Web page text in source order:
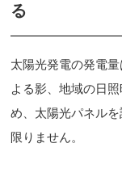
る
太陽光発電の発電
よる影、地域の日
め、太陽光パネル
限りません。